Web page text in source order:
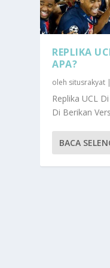
REPLIKA
APA?
oleh situsrakyat |
Replika UCL
Di Berikan
BACA